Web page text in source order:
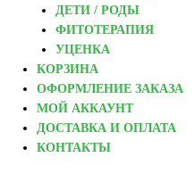
ДЕТИ / РОДЫ
ФИТОТЕРАПИЯ
УЦЕНКА
КОРЗИНА
ОФОРМЛЕНИЕ ЗАКАЗА
МОЙ АККАУНТ
ДОСТАВКА И ОПЛАТА
КОНТАКТЫ